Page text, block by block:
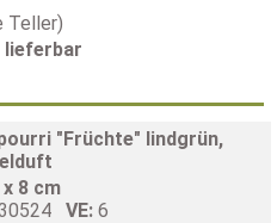
Teller)
"Früchte" lindgrün,
x 8 cm
VE: 6